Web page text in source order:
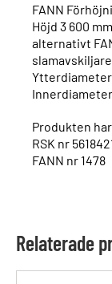
FANN
Höjd 3 600
alternativt
Produkten
RSK nr
FANN nr 1478
Relaterade